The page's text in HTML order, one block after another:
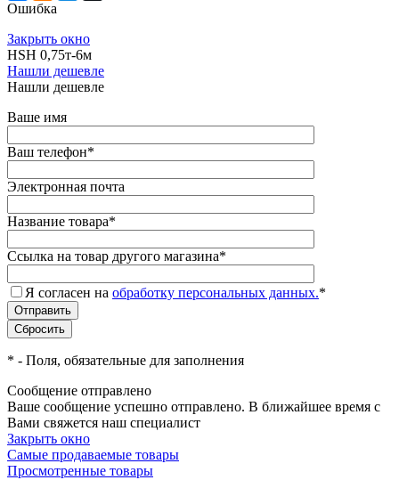
Ошибка
Закрыть окно
HSH 0,75т-6м
Нашли дешевле
Нашли дешевле
Ваше имя
Ваш телефон*
Электронная почта
Название товара*
Ссылка на товар другого магазина*
Я согласен на обработку персональных данных.*
* - Поля, обязательные для заполнения
Сообщение отправлено
Ваше сообщение успешно отправлено. В ближайшее время с
Вами свяжется наш специалист
Закрыть окно
Самые продаваемые товары
Просмотренные товары